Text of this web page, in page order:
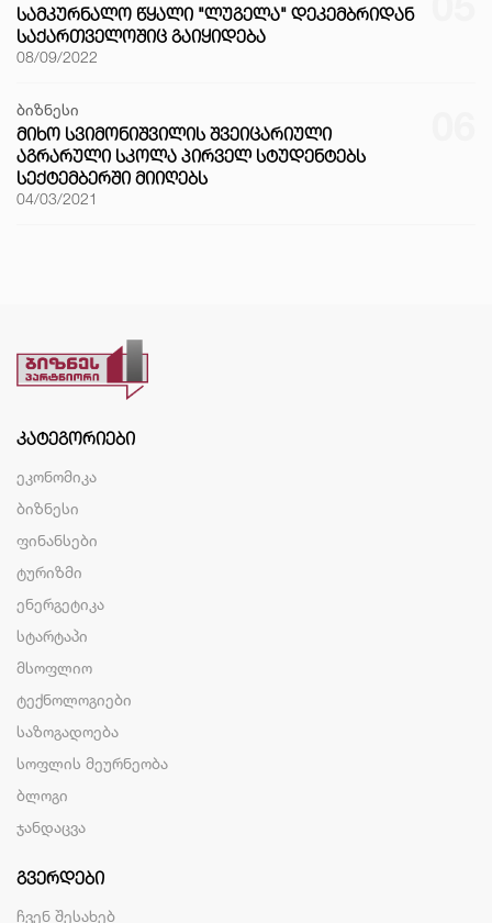
ᲡᲐᲛᲙᲣᲠᲜᲐᲚᲝ ᲬᲧᲐᲚᲘ "ᲚᲣᲒᲔᲚᲐ" ᲓᲔᲙᲔᲛᲑᲠᲘᲓᲐᲜ
ᲡᲐᲥᲐᲠᲗᲕᲔᲚᲝᲨᲘᲪ ᲒᲐᲘᲧᲘᲓᲔᲑᲐ
08/09/2022
ბიზნესი
ᲛᲘᲮᲝ ᲡᲕᲘᲛᲝᲜᲘᲨᲕᲘᲚᲘᲡ ᲨᲕᲔᲘᲪᲐᲠᲘᲣᲚᲘ
ᲐᲒᲠᲐᲠᲣᲚᲘ ᲡᲙᲝᲚᲐ ᲞᲘᲠᲕᲔᲚ ᲡᲢᲣᲓᲔᲜᲢᲔᲑᲡ
ᲡᲔᲥᲢᲔᲛᲑᲔᲠᲨᲘ ᲛᲘᲘᲦᲔᲑᲡ
04/03/2021
ᲙᲐᲢᲔᲒᲝᲠᲘᲔᲑᲘ
ეკონომიკა
ბიზნესი
ფინანსები
ტურიზმი
ენერგეტიკა
სტარტაპი
მსოფლიო
ტექნოლოგიები
საზოგადოება
სოფლის მეურნეობა
ბლოგი
ჯანდაცვა
ᲒᲕᲔᲠᲓᲔᲑᲘ
ჩვენ შესახებ